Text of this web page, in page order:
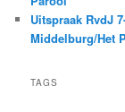
Uitspraak RvdJ
Middelburg/Het
TAGS